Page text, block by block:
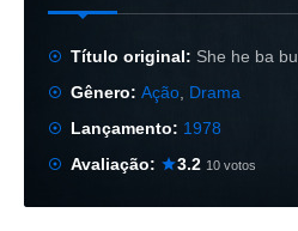
Título original: She he ba bu
Gênero:Ação Drama
Lançamento: 1978
Avaliação:
3.2 10 votos